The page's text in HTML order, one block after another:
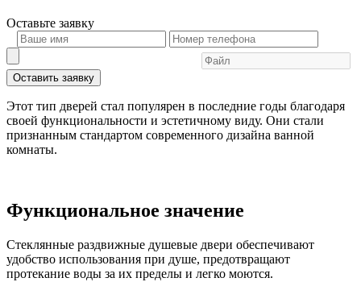
Оставьте заявку
Оставить заявку
Этот тип дверей стал популярен в последние годы благодаря
своей функциональности и эстетичному виду. Они стали
признанным стандартом современного дизайна ванной
комнаты.
Функциональное значение
Стеклянные раздвижные душевые двери обеспечивают
удобство использования при душе, предотвращают
протекание воды за их пределы и легко моются.